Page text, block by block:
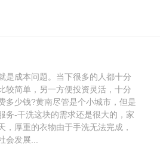
是成本问题。当下很多的人都十分
较简单，另一方便投资灵活，十分
多少钱?黄南尽管是个小城市，但是
务-干洗这块的需求还是很大的，家
厚重的衣物由于手洗无法完成，
发展...